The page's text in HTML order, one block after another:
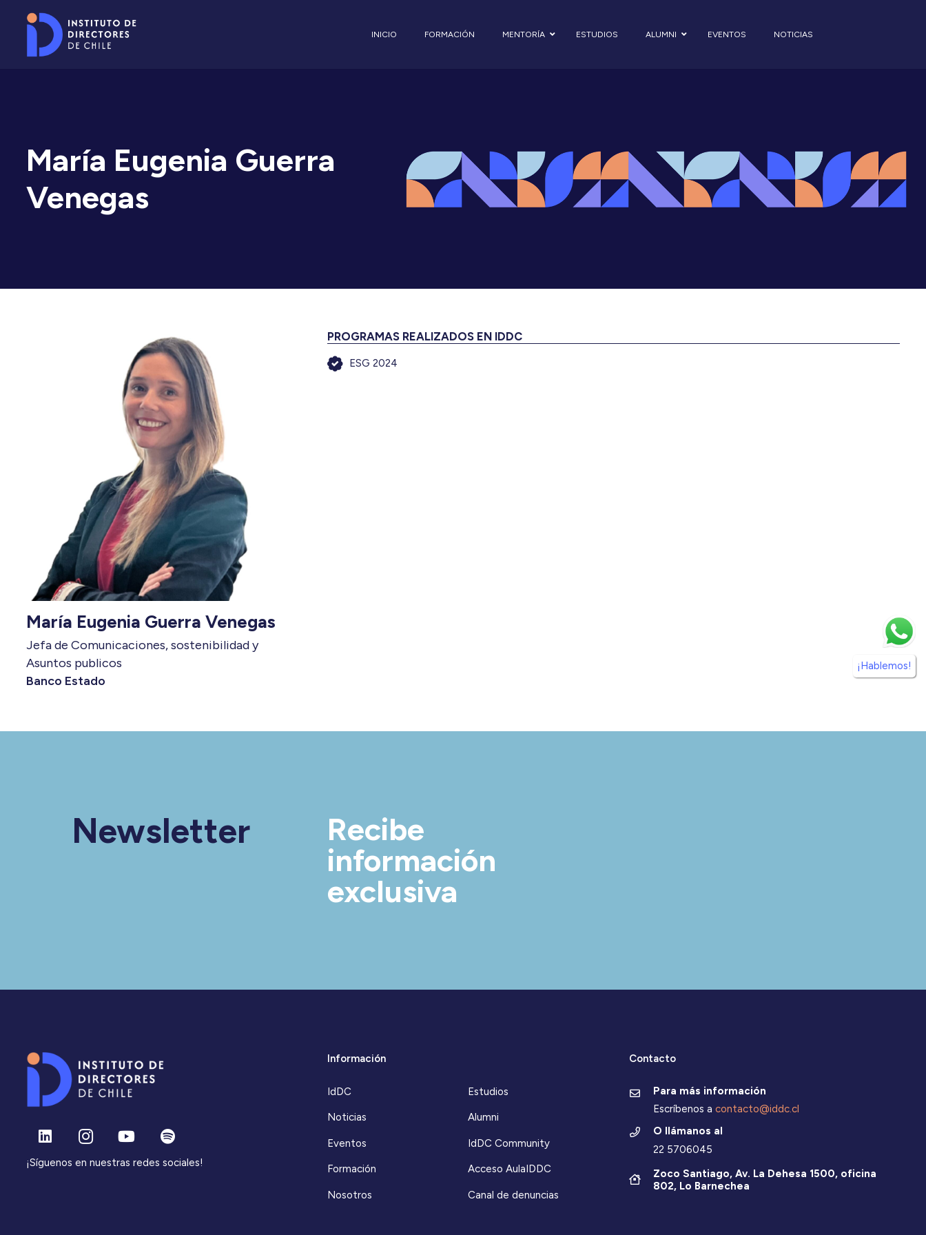
INICIO FORMACIÓN MENTORÍA ESTUDIOS ALUMNI EVENTOS NOTICIAS
María Eugenia Guerra
Venegas
María Eugenia Guerra Venegas
Jefa de Comunicaciones, sostenibilidad y
Asuntos publicos
Banco Estado
PROGRAMAS REALIZADOS EN IDDC
ESG 2024
Newsletter
Recibe
información
exclusiva
¡Síguenos en nuestras redes sociales!
Información
IdDC
Noticias
Eventos
Formación
Nosotros
Estudios
Alumni
IdDC Community
Acceso AulaIDDC
Canal de denuncias
Contacto
Para más información
Escríbenos a contacto@iddc.cl
O llámanos al
22 5706045
Zoco Santiago, Av. La Dehesa 1500, oficina
802, Lo Barnechea
¡Hablemos!